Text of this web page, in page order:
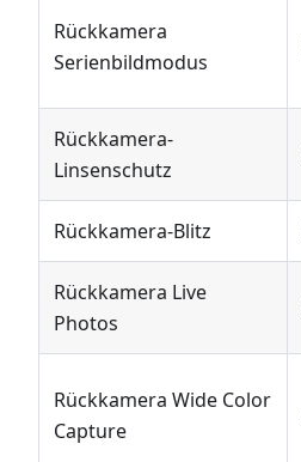
Rückkamera
Serienbildmodus
Rückkamera-
Linsenschutz
Rückkamera-Blitz
Rückkamera Live
Photos
Rückkamera Wide Color
Capture